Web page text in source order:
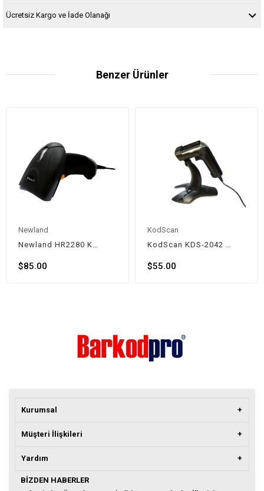
Ücretsiz Kargo ve İade Olanağı
Benzer Ürünler
Newland
Newland HR2280 Kablolu Karekod Barkod Okuyucu (2D)
$85.00
KodScan
KodScan KDS-2042 Kablolu Karekod Barkod Okuyucu (2D)
$55.00
Kurumsal
Müşteri İlişkileri
Yardım
BIZDEN HABERLER